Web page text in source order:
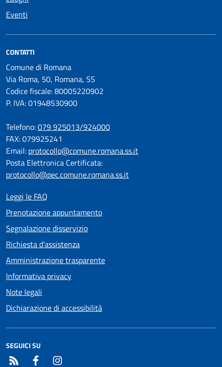
Eventi
CONTATTI
Comune di Romana
Via Roma, 50, Romana, SS
Codice fiscale: 80005220902
P. IVA: 01948530900
Telefono:079 925013/924000
FAX: 079925241
Email: protocollo@comune.romana.ss.it
Posta Elettronica Certificata:
protocollo@pec.comune.romana.ss.it
Leggi le FAQ
Prenotazione appuntamento
Segnalazione disservizio
Richiesta d'assistenza
Amministrazione trasparente
Informativa privacy
Note legali
Dichiarazione di accessibilità
SEGUICI SU
RSS Facebook